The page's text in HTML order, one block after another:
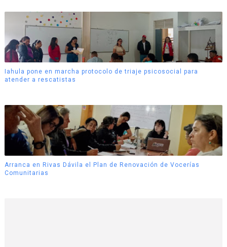
Iahula pone en marcha protocolo de triaje psicosocial para
atender a rescatistas
Arranca en Rivas Dávila el Plan de Renovación de Vocerías
Comunitarias